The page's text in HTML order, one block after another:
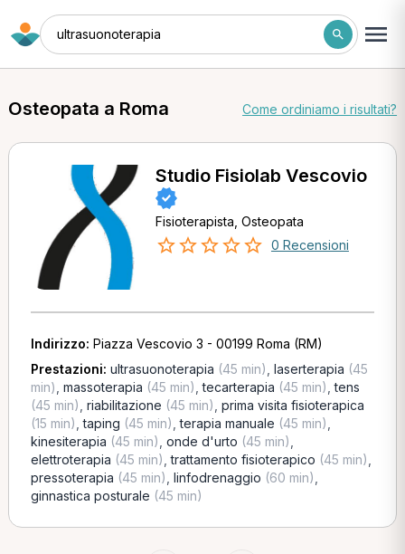
ultrasuonoterapia
Osteopata a Roma Come ordiniamo i risultati?
Studio Fisiolab Vescovio
Fisioterapista, Osteopata
0 Recensioni
Indirizzo: Piazza Vescovio 3 - 00199 Roma (RM)
Prestazioni: ultrasuonoterapia (45 min) laserterapia (45
min) massoterapia (45 min) ,tecarterapia (45 min) ,tens
(45 min) riabilitazione (45 min) prima visita fisioterapica
(15 min) ,taping (45 min) ,terapia manuale (45 min)
kinesiterapia (45 min) onde d'urto (45 min)
elettroterapia (45 min) ,trattamento fisioterapico (45 min)
pressoterapia (45 min) linfodrenaggio (60 min)
ginnastica posturale (45 min)